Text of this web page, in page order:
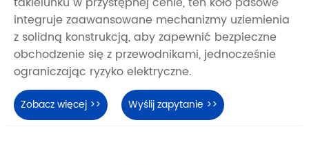
integruje zaawansowane mechanizmy uziemienia
z solidną konstrukcją, aby zapewnić bezpieczne
obchodzenie się z przewodnikami, jednocześnie
ograniczając ryzyko elektryczne.
Zobacz więcej >> Wyślij zapytanie >>